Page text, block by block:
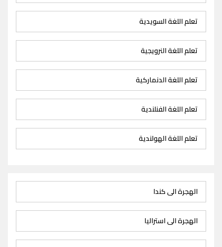
تعلم اللغة السويدية
تعلم اللغة النرويجية
تعلم اللغة الدنماركية
تعلم اللغة الفنلندية
تعلم اللغة الهولندية
الهجرة الى كندا
الهجرة الى استراليا